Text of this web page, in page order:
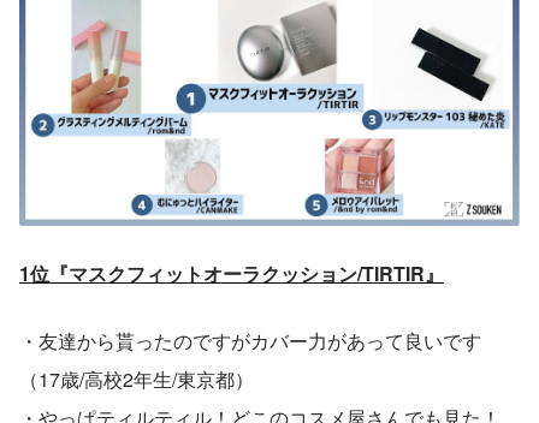
1位『マスクフィットオーラクッション/TIRTIR』
・友達から貰ったのですがカバー力があって良いです
（17歳/高校2年生/東京都）
・やっぱティルティル！どこのコスメ屋さんでも見た！